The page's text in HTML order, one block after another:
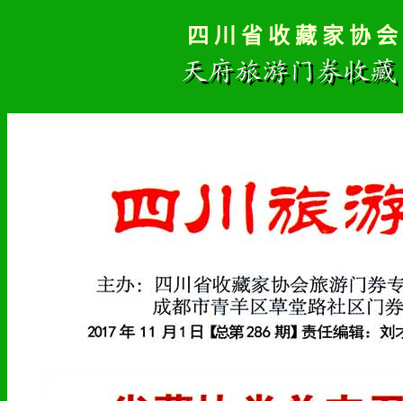
四 川 省 收 藏 家 协